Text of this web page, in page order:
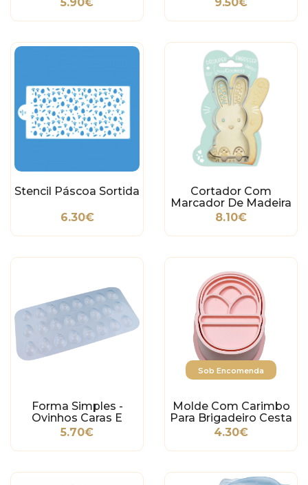
Stencil Páscoa Sortida
6.30€
Cortador Com
Marcador De Madeira
Coelho
8.10€
Forma Simples -
Ovinhos Caras E
Bocas
5.70€
Sob Encomenda
Molde Com Carimbo
Para Brigadeiro Cesta
4.30€